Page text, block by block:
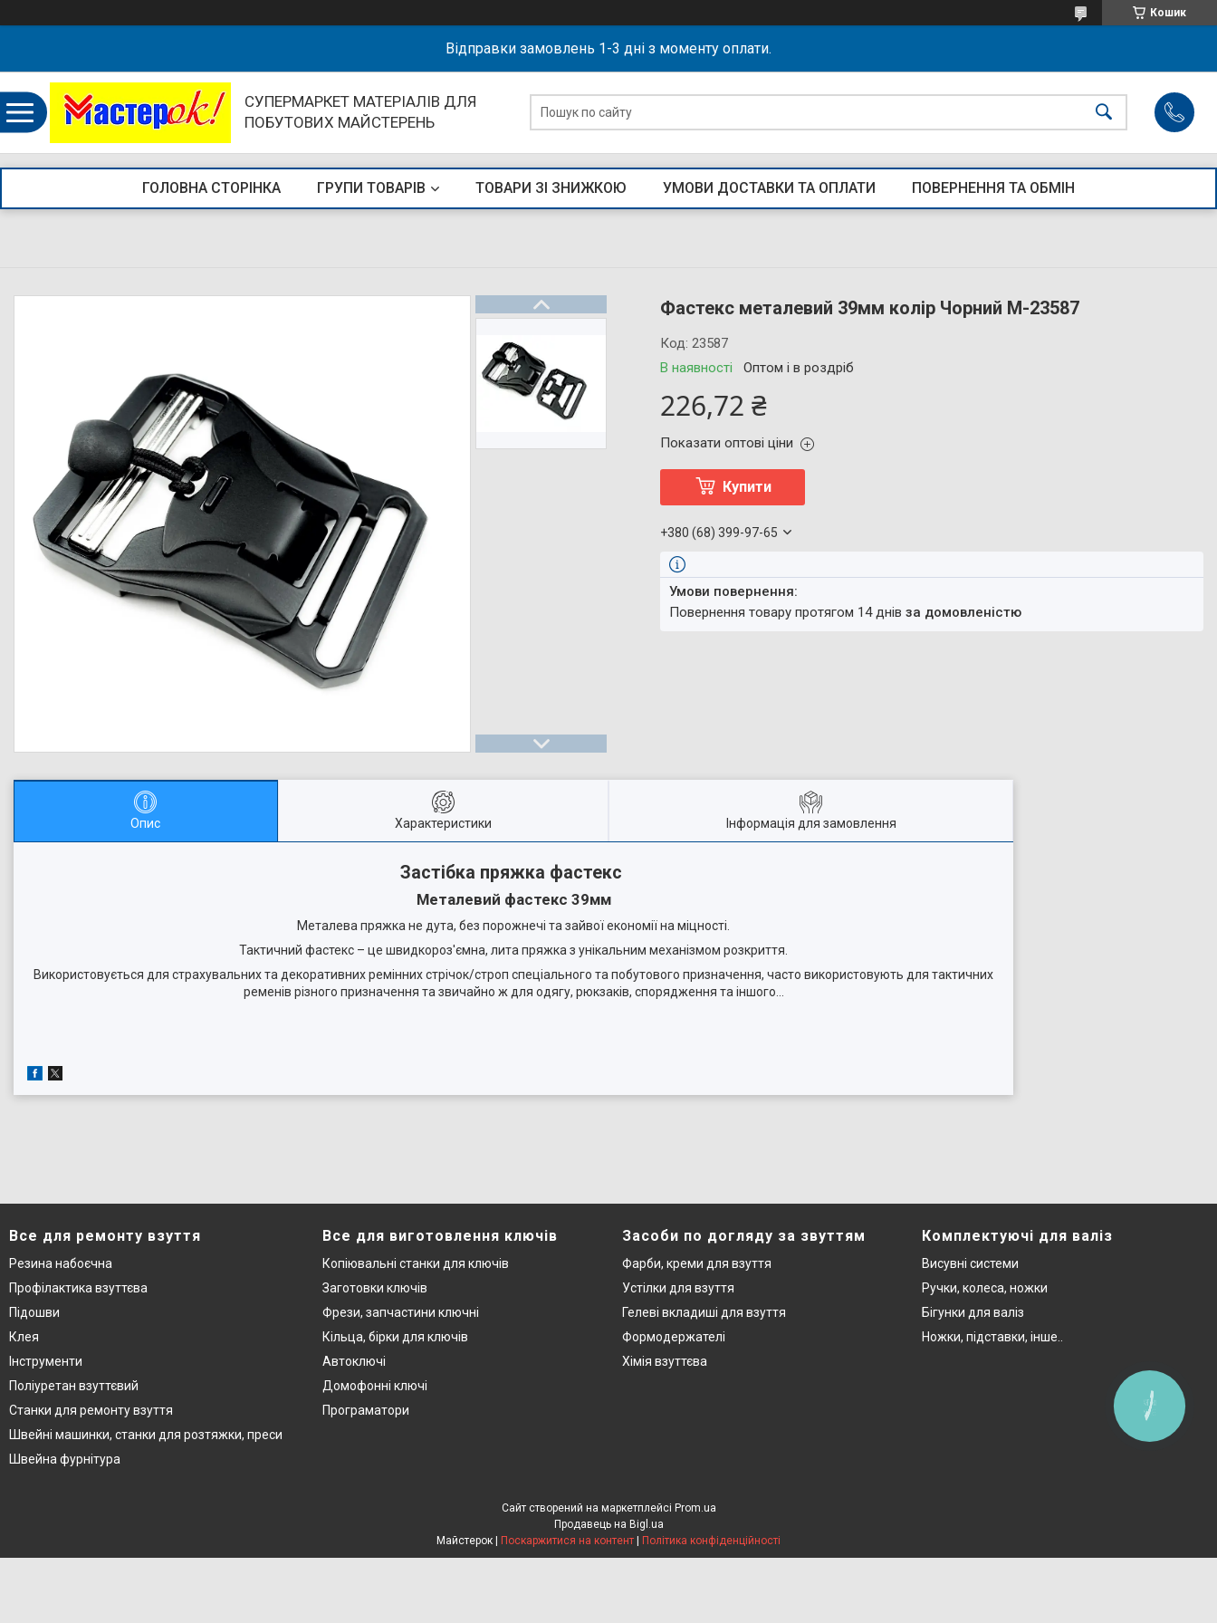
Кошик
Відправки замовлень 1-3 дні з моменту оплати.
СУПЕРМАРКЕТ МАТЕРІАЛІВ ДЛЯ
ПОБУТОВИХ МАЙСТЕРЕНЬ
ГОЛОВНА СТОРІНКА ГРУПИ ТОВАРІВ ТОВАРИ ЗІ ЗНИЖКОЮ УМОВИ ДОСТАВКИ ТА ОПЛАТИ ПОВЕРНЕННЯ ТА ОБМІН
Фастекс металевий 39мм колір Чорний М-23587
В наявності Оптом і в роздріб
Код:23587
226,72 ₴
Показати оптові ціни
Купити
+380 (68) 399-97-65
повернення товару протягом 14 днівза домовленістю
Опис Характеристики Інформація для замовлення
Застібка пряжка фастекс
Металевий фастекс 39мм
Металева пряжка не дута, без порожнечі та зайвої економії на міцності.
Тактичний фастекс – це швидкороз'ємна, лита пряжка з унікальним механізмом розкриття.
Використовується для страхувальних та декоративних ремінних стрічок/строп спеціального та побутового призначення, часто використовують для тактичних
ременів різного призначення та звичайно ж для одягу, рюкзаків, спорядження та іншого...
Все для ремонту взуття
Резина набоєчна
Профілактика взуттєва
Підошви
Клея
Інструменти
Поліуретан взуттєвий
Станки для ремонту взуття
Швейні машинки, станки для розтяжки, преси
Швейна фурнітура
Все для виготовлення ключів
Копіювальні станки для ключів
Заготовки ключів
Фрези, запчастини ключні
Кільца, бірки для ключів
Автоключі
Домофонні ключі
Програматори
Засоби по догляду за звуттям
Фарби, креми для взуття
Устілки для взуття
Гелеві вкладиші для взуття
Формодержателі
Хімія взуттєва
Комплектуючі для валіз
Висувні системи
Ручки, колеса, ножки
Бігунки для валіз
Ножки, підставки, інше..
Сайт створений на маркетплейсі Prom.ua
Продавець на Bigl.ua
Майстерок | Поскаржитися на контент | Політика конфіденційності
КНОПКА
ЗВ'ЯЗКУ